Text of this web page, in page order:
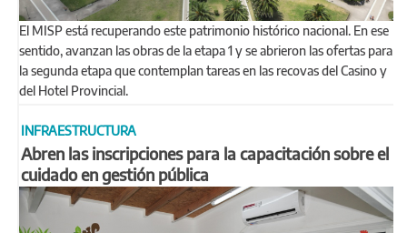
El MISP está recuperando este patrimonio histórico nacional. En ese
sentido, avanzan las obras de la etapa 1 y se abrieron las ofertas para
la segunda etapa que contemplan tareas en las recovas del Casino y
del Hotel Provincial.
INFRAESTRUCTURA
Abren las inscripciones para la capacitación sobre el
cuidado en gestión pública